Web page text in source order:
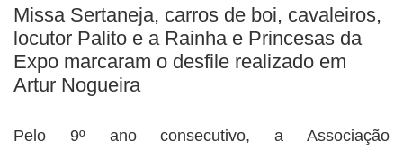
ANUNCIE
BUSCAR
Missa Sertaneja, carros de boi, cavaleiros,
locutor Palito e a Rainha e Princesas da
Expo marcaram o desfile realizado em
Artur Nogueira
Pelo 9º ano consecutivo, a Associação